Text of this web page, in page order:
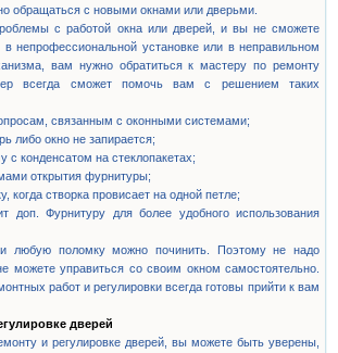
обращаться с новыми окнами или дверьми.
с работой окна или дверей, и вы не сможете
в непрофессиональной установке или в неправильном
вам нужно обратиться к мастеру по ремонту
всегда сможет помочь вам с решением таких
связанным с оконными системами;
либо окно не запирается;
с конденсатом на стеклопакетах;
открытия фурнитуры;
когда створка провисает на одной петле;
доп. Фурнитуру для более удобного использования
любую поломку можно починить. Поэтому не надо
можете управиться со своим окном самостоятельно.
работ и регулировки всегда готовы прийти к вам
дверей
и регулировке дверей, вы можете быть уверены,